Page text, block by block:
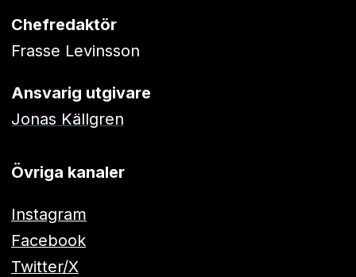
Chefredaktör
Frasse Levinsson
Ansvarig utgivare
Jonas Källgren
Övriga kanaler
Instagram
Facebook
Twitter/X